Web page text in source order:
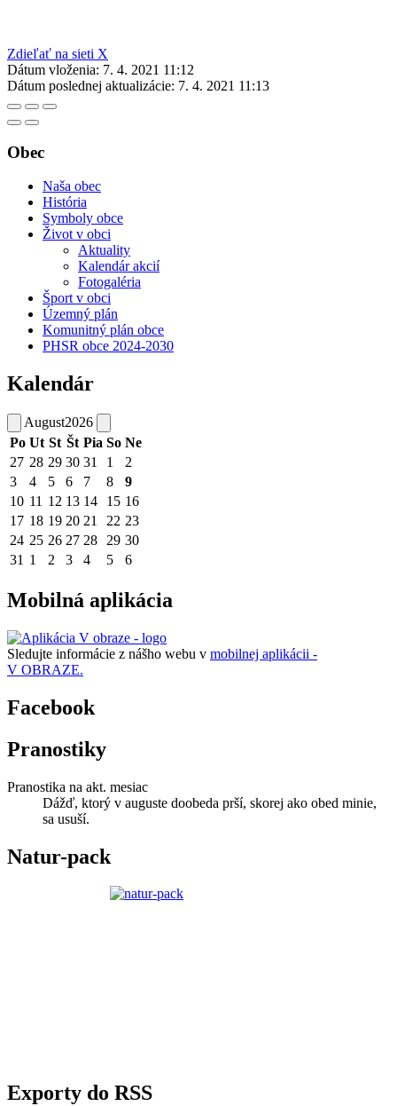
Zdieľať na sieti X
Dátum vloženia: 7. 4. 2021 11:12
Dátum poslednej aktualizácie: 7. 4. 2021 11:13
Obec
Naša obec
História
Symboly obce
Život v obci
Aktuality
Kalendár akcií
Fotogaléria
Šport v obci
Územný plán
Komunitný plán obce
PHSR obce 2024-2030
Kalendár
August2026
Po Ut St Št Pia So Ne
27 28 29 30 31 1
2
3
4 5 6 7 8
9
10 11 12 13 14 15 16
17 18 19 20 21 22 23
24 25 26 27 28 29 30
31 1 2 3 4 5 6
Mobilná aplikácia
Sledujte informácie z nášho webu v mobilnej aplikácii -
V OBRAZE.
Facebook
Pranostiky
Pranostika na akt. mesiac
Dážď, ktorý v auguste doobeda prší, skorej ako obed minie,
sa usuší.
Natur-pack
Exporty do RSS